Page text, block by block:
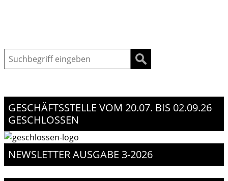
Suche
GESCHÄFTSSTELLE VOM 20.07. BIS 02.09.26
GESCHLOSSEN
NEWSLETTER AUSGABE 3-2026